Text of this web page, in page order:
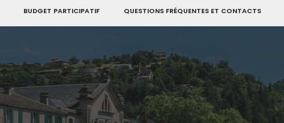
BUDGET PARTICIPATIF QUESTIONS FRÉQUENTES ET CONTACTS